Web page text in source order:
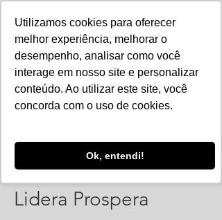
Utilizamos cookies para oferecer
melhor experiência, melhorar o
desempenho, analisar como você
interage em nosso site e personalizar
conteúdo. Ao utilizar este site, você
concorda com o uso de cookies.
Ok, entendi!
Seminário - Quem
Lidera Prospera